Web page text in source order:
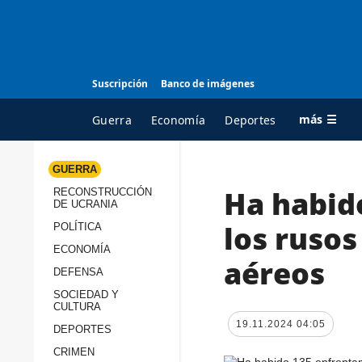
Suscripción Banco de imágenes
Guerra Economía Deportes más ☰
TODAS LAS
Reconstrucción de
GUERRA
RECONSTRUCCIÓN
DE UCRANIA
POLÍTICA
ECONOMÍA
DEFENSA
SOCIEDAD Y
CULTURA
DEPORTES
CRIMEN
Ha
los
aéreos
19.11.2024 04:05